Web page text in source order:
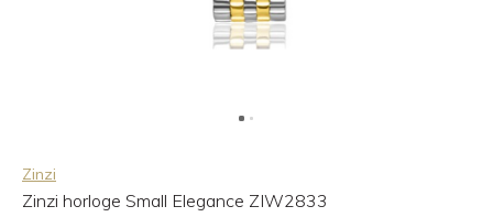
Zinzi
Zinzi horloge Small Elegance ZIW2833